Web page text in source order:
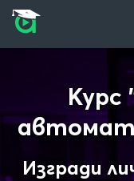
Прескочи към
Прескочи към
Курс
Изгради